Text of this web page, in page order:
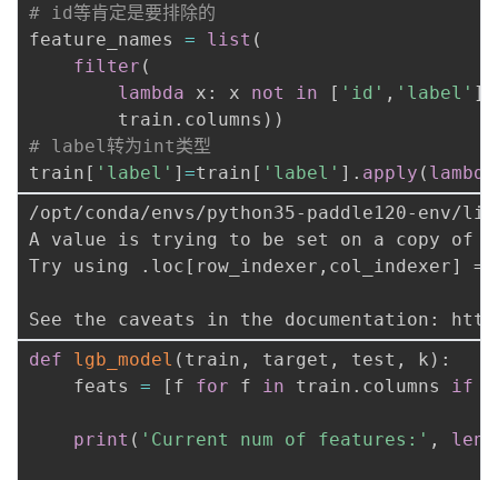
# id等肯定是要排除的
feature_names = list (
filter (
lambda x : x not in [ 'id' , 'label' ]
        train
. columns ) )
# label转为int类型
train [ 'label' ] =train [ 'label' ] . apply ( lambda
/opt/conda/envs/python35-paddle120-env/
A value is trying to be set on a copy of a
Try using .loc[row_indexer,col_indexer] =
def lgb_model ( train , target , test , k ) :
    feats
= [ f for f in train . columns if
print ( 'Current num of features:' , len